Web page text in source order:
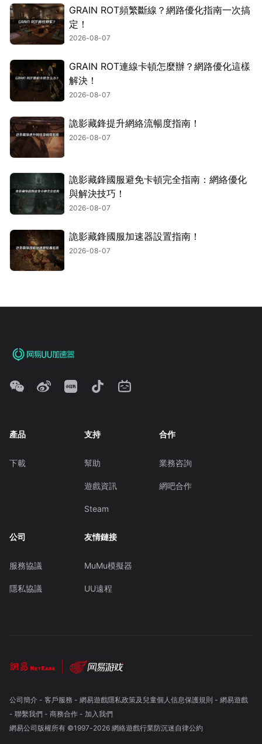
GRAIN ROT頻繁斷線？網路優化指南一次搞
定！
2026-08-07
GRAIN ROT連線卡頓怎麼辦？網路優化這樣
解決！
2026-08-07
詭影藏鋒提升網絡流暢度指南！
2026-08-07
詭影藏鋒國服避免卡頓完全指南：網絡優化
與解決技巧！
2026-08-07
詭影藏鋒國服加速器設置指南！
2026-08-07
產品
下載
支持
幫助
遊戲資訊
Steam
合作
業務咨詢
網吧合作
公司
服務協議
隱私協議
友情鏈接
MuMu模擬器
UU遠程
公司簡介- 客戶服務 - 網易遊戲隱私政策及兒童個人信息保護規則 - 網易遊戲
- 聯繫我們- 商務合作- 加入我們
網易公司版權所有 ©1997-2026 網絡遊戲行業防沉迷自律公約